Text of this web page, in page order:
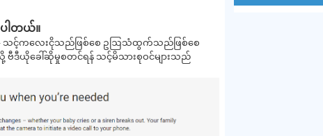
ါတယ်။
သင့်ကလေးငိုသည်ဖြစ်စေ ဥဩသံထွက်သည်ဖြစ်စေ
ဒီယိုခေါ်ဆိုမှုစတင်ရန် သင့်မိသားစုဝင်များသည်